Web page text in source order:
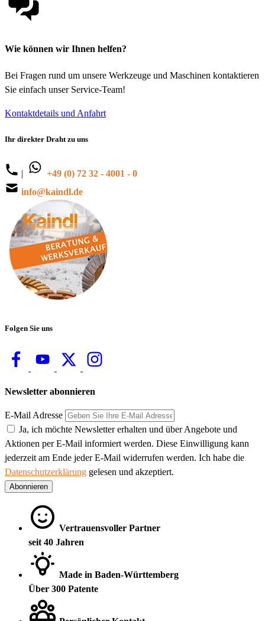
Wie können wir Ihnen helfen?
Bei Fragen rund um unsere Werkzeuge und Maschinen kontaktieren
Sie einfach unser Service-Team!
Kontaktdetails und Anfahrt
Ihr direkter Draht zu uns
|
+49 (0) 72 32 - 4001 - 0
info@kaindl.de
Folgen Sie uns
Newsletter abonnieren
E-Mail Adresse
Ja, ich möchte Newsletter erhalten und über Angebote und
Aktionen per E-Mail informiert werden. Diese Einwilligung kann
jederzeit am Ende jeder E-Mail widerrufen werden. Ich habe die
Datenschutzerklärung gelesen und akzeptiert.
Abonnieren
Vertrauensvoller Partner
seit 40 Jahren
Made in Baden-Württemberg
Über 300 Patente